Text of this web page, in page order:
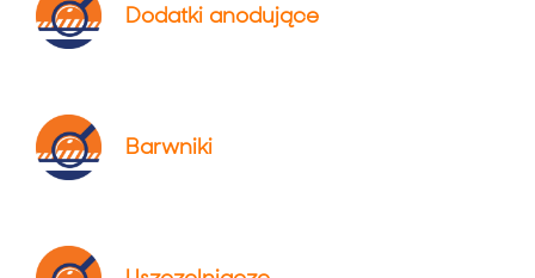
Dodatki anodujące
Barwniki